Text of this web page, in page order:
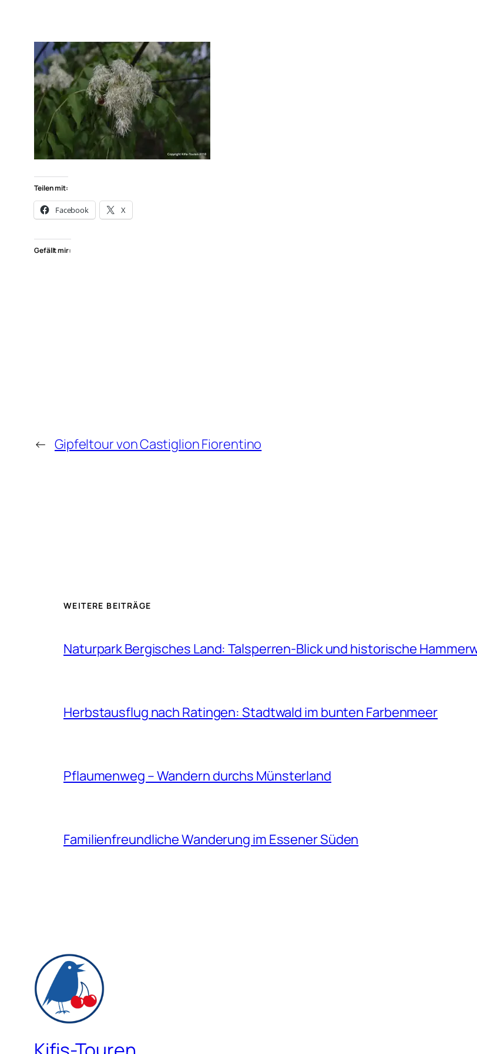
Teilen mit:
Facebook X
Gefällt mir:
← Gipfeltour von Castiglion Fiorentino
WEITERE BEITRÄGE
Naturpark Bergisches Land: Talsperren-Blick und historische
Herbstausflug nach Ratingen: Stadtwald im bunten Farbenmeer
Pflaumenweg – Wandern durchs Münsterland
Familienfreundliche Wanderung im Essener Süden